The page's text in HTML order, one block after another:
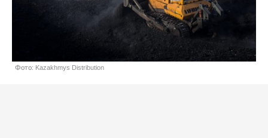
Фото: Kazakhmys Distribution